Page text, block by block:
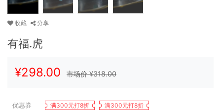
收藏 分享
有福.虎
¥298.00 市场价 ¥318.00
优惠券 满300元打8折 满300元打8折